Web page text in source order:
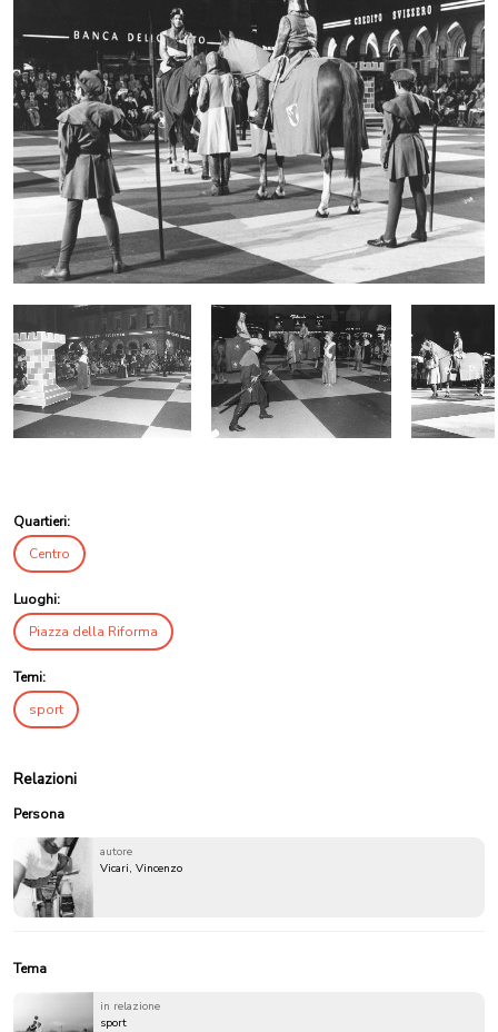
Quartieri:
Centro
Luoghi:
Piazza della Riforma
Temi:
sport
Relazioni
Persona
autore
Vicari, Vincenzo
Tema
in relazione
sport